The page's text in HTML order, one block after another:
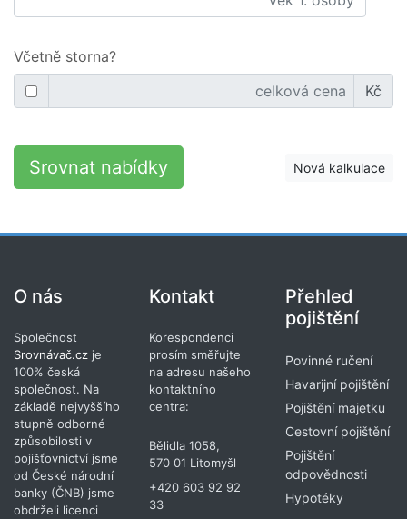
Včetně storna?
Kč
Srovnat nabídky Nová kalkulace
O nás
Společnost
Srovnávač.cz je
100% česká
společnost. Na
základě nejvyššího
stupně odborné
způsobilosti v
pojišťovnictví jsme
od České národní
banky (ČNB) jsme
obdrželi licenci
Přehled
pojištění
Povinné ručení
Havarijní pojištění
Pojištění majetku
Cestovní pojištění
Pojištění
odpovědnosti
Hypotéky
Kontakt
Korespondenci
prosím směřujte
na adresu našeho
kontaktního
centra:
Bělidla 1058,
570 01 Litomyšl
+420 603 92 92
33